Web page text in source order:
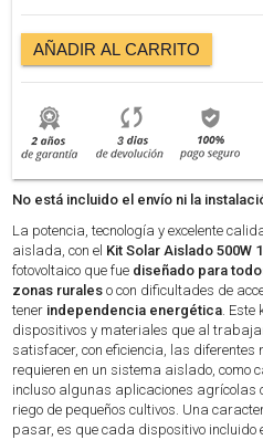
AÑADIR AL CARRITO
No está incluido el envío ni la
La potencia, tecnología y excelente
aislada, con el Kit Solar Aislado 500W
fotovoltaico que fue diseñado para
zonas ruraleso con dificultades de
tener independencia energética. Este
dispositivos y materiales que al
satisfacer, con eficiencia, las diferentes
requieren en un sistema aislado, como
incluso algunas aplicaciones agrícolas
riego de pequeños cultivos. Una
pasar, es que cada dispositivo incluido